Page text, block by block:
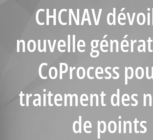
CHCNAV
nouvelle
CoProcess
traitement des
de points